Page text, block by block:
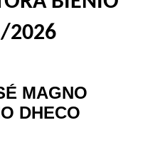
2026
MAGNO
DHECO